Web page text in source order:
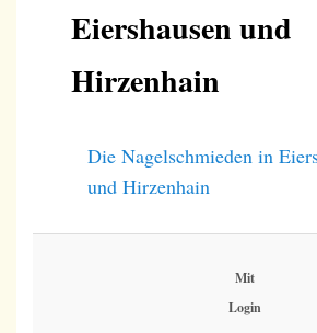
Eiershausen und
Hirzenhain
Die Nagelschmieden in
und Hirzenhain
Mit
Login